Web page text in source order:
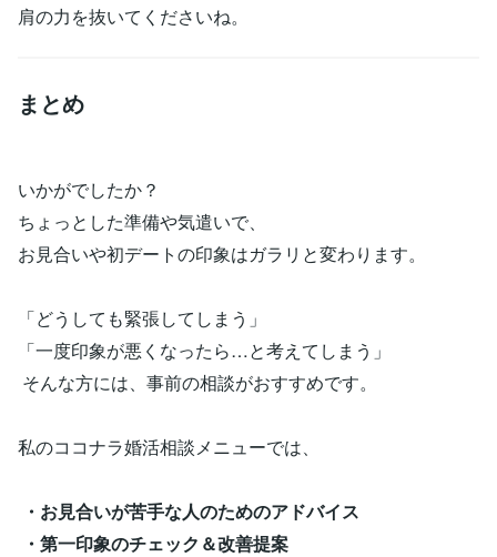
肩の力を抜いてくださいね。
まとめ
いかがでしたか？
ちょっとした準備や気遣いで、
お見合いや初デートの印象はガラリと変わります。
「どうしても緊張してしまう」
「一度印象が悪くなったら…と考えてしまう」
そんな方には、事前の相談がおすすめです。
私のココナラ婚活相談メニューでは、
・お見合いが苦手な人のためのアドバイス
・第一印象のチェック＆改善提案